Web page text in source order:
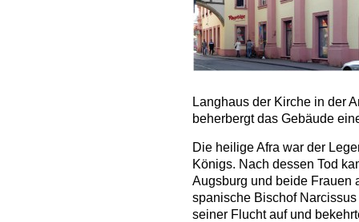
Langhaus der Kirche in der
beherbergt das Gebäude
Die heilige Afra war der
Königs. Nach dessen Tod
Augsburg und beide Frauen
spanische Bischof
seiner Flucht auf und